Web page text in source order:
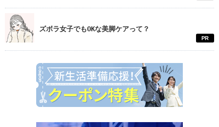
ズボラ女子でもOKな美脚ケアって？
PR